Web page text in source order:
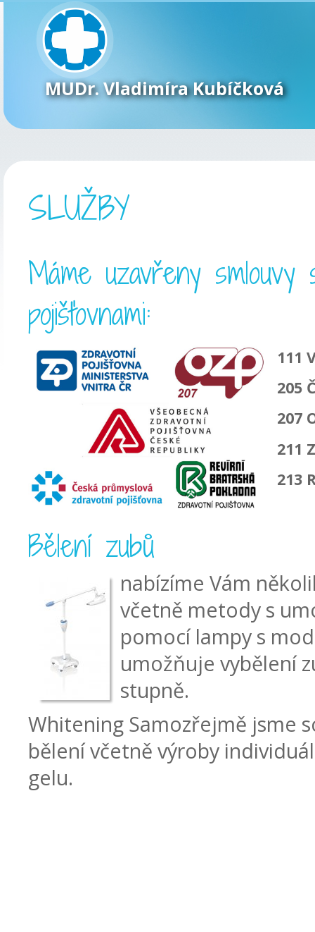
MUDr. Vladimíra Kubíčková
SLUŽBY
Máme uzavřeny smlouvy
pojišťovnami:
111
205
207
211
213
Bělení zubů
nabízíme Vám
včetně metody s
pomocí lampy s
umožňuje vybělení
stupně.
Whitening Samozřejmě jsme
bělení včetně výroby
gelu.